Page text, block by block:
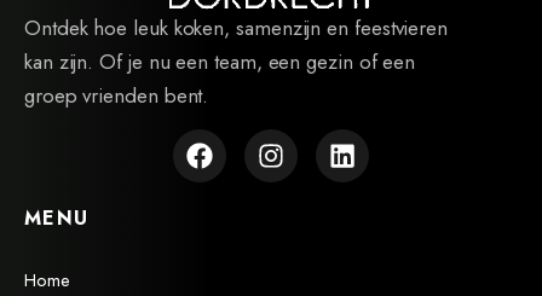
Ontdek hoe leuk koken, samenzijn en feestvieren
kan zijn. Of je nu een team, een gezin of een
groep vrienden bent.
MENU
Home